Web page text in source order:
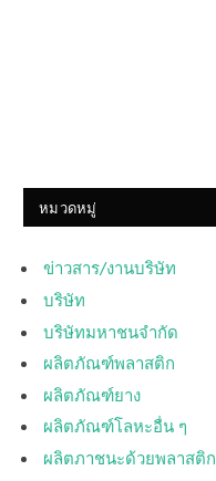
หมวดหมู่
ข่าวสาร/งานบริษัท
บริษัท
บริษัทมหาชนจำกัด
ผลิตภัณฑ์พลาสติก
ผลิตภัณฑ์ยาง
ผลิตภัณฑ์โลหะอื่น ๆ
ผลิตภาชนะด้วยพลาสติก